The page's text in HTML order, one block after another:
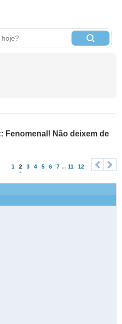
Fenomenal! Não deixem de
1 2 3 4 5 6 7 ... 11 12
>